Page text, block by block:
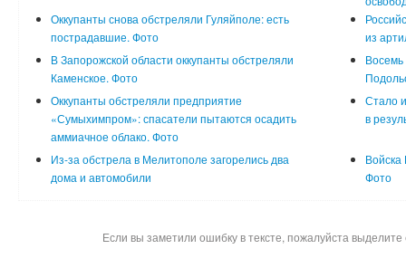
Оккупанты снова обстреляли Гуляйполе: есть
пострадавшие. Фото
из
В Запорожской области оккупанты обстреляли
Каменское. Фото
Восемь
Оккупанты обстреляли предприятие
«Сумыхимпром»: спасатели пытаются осадить
аммиачное облако. Фото
Стало
в
Из-за обстрела в Мелитополе загорелись два
дома и автомобили
Фото
Если вы заметили ошибку в тексте, пожалуйста